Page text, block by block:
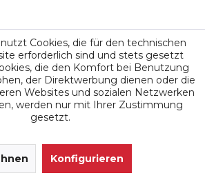
Cookies, die für den technischen
erforderlich sind und stets gesetzt
die den Komfort bei Benutzung
der Direktwerbung dienen oder die
Websites und sozialen Netzwerken
werden nur mit Ihrer Zustimmung
gesetzt.
Konfigurieren
/ 5)
bei: google.de, shopvote.de ⓘ
Echtheit der Bewertungen